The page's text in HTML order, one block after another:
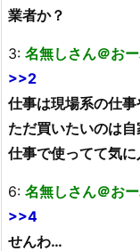
業者か？
3: 名無しさん＠お
>>2
仕事は現場系の仕事
ただ買いたいのは
仕事で使ってて気
6: 名無しさん＠お
>>4
せんわ…